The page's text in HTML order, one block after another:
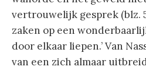
vertrouwelijk gesprek (blz.
zaken op een
door elkaar liepen.’ Van
van een zich almaar